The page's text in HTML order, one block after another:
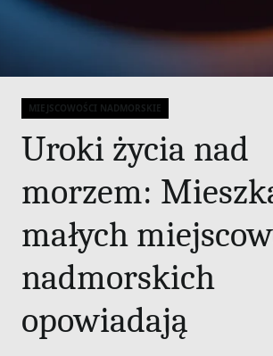
Categories
MIEJSCOWOŚCI NADMORSKIE
Uroki życia nad
morzem:
małych
nadmorskich
opowiadają